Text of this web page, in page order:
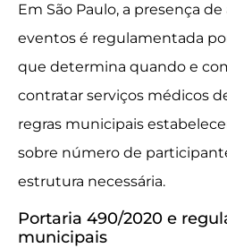
Em São Paulo, a presença
eventos é regulamentada
que determina quando e
contratar serviços médicos
regras municipais
sobre número de
estrutura necessária.
Portaria 490/2020 e
municipais